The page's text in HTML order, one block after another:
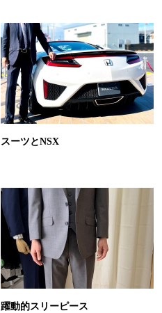
スーツとNSX
躍動的スリーピース